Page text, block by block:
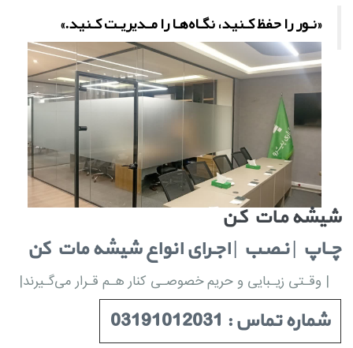
«نـور را حفظ کـنید، نگـاه‌هـا را مـدیریـت کـنید.»
شیشه مـات کـن
چــاپ | نـصـب | اجـرای انواع شیشه مات کن
| وقـتی زیـبایی و حریم خصوصـی کنار هـم قـرار می‌گـیرند|
شماره تماس : 03191012031